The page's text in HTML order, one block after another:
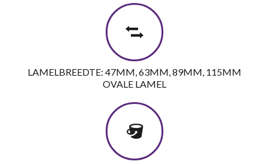
LAMELBREEDTE: 47MM, 63MM, 89MM, 115MM
OVALE LAMEL